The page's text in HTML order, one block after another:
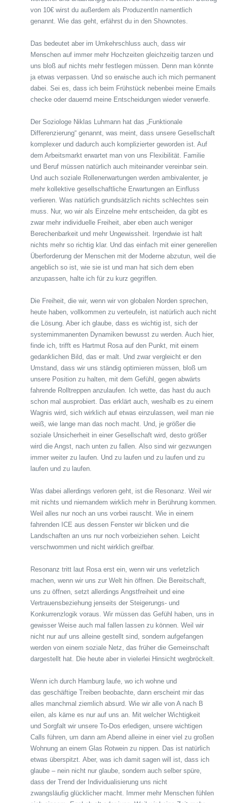
von 10€ wirst du außerdem als ProduzentIn namentlich
genannt. Wie das geht, erfährst du in den Shownotes.
Das bedeutet aber im Umkehrschluss auch, dass wir
Menschen auf immer mehr Hochzeiten gleichzeitig tanzen und
uns bloß auf nichts mehr festlegen müssen. Denn man könnte
ja etwas verpassen. Und so erwische auch ich mich permanent
dabei. Sei es, dass ich beim Frühstück nebenbei meine Emails
checke oder dauernd meine Entscheidungen wieder verwerfe.
Der Soziologe Niklas Luhmann hat das „Funktionale
Differenzierung“ genannt, was meint, dass unsere Gesellschaft
komplexer und dadurch auch komplizierter geworden ist. Auf
dem Arbeitsmarkt erwartet man von uns Flexibilität. Familie
und Beruf müssen natürlich auch miteinander vereinbar sein.
Und auch soziale Rollenerwartungen werden ambivalenter, je
mehr kollektive gesellschaftliche Erwartungen an Einfluss
verlieren. Was natürlich grundsätzlich nichts schlechtes sein
muss. Nur, wo wir als Einzelne mehr entscheiden, da gibt es
zwar mehr individuelle Freiheit, aber eben auch weniger
Berechenbarkeit und mehr Ungewissheit. Irgendwie ist halt
nichts mehr so richtig klar. Und das einfach mit einer generellen
Überforderung der Menschen mit der Moderne abzutun, weil die
angeblich so ist, wie sie ist und man hat sich dem eben
anzupassen, halte ich für zu kurz gegriffen.
Die Freiheit, die wir, wenn wir von globalen Norden sprechen,
heute haben, vollkommen zu verteufeln, ist natürlich auch nicht
die Lösung. Aber ich glaube, dass es wichtig ist, sich der
systemimmanenten Dynamiken bewusst zu werden. Auch hier,
finde ich, trifft es Hartmut Rosa auf den Punkt, mit einem
gedanklichen Bild, das er malt. Und zwar vergleicht er den
Umstand, dass wir uns ständig optimieren müssen, bloß um
unsere Position zu halten, mit dem Gefühl, gegen abwärts
fahrende Rolltreppen anzulaufen. Ich wette, das hast du auch
schon mal ausprobiert. Das erklärt auch, weshalb es zu einem
Wagnis wird, sich wirklich auf etwas einzulassen, weil man nie
weiß, wie lange man das noch macht. Und, je größer die
soziale Unsicherheit in einer Gesellschaft wird, desto größer
wird die Angst, nach unten zu fallen. Also sind wir gezwungen
immer weiter zu laufen. Und zu laufen und zu laufen und zu
laufen und zu laufen.
Was dabei allerdings verloren geht, ist die Resonanz. Weil wir
mit nichts und niemandem wirklich mehr in Berührung kommen.
Weil alles nur noch an uns vorbei rauscht. Wie in einem
fahrenden ICE aus dessen Fenster wir blicken und die
Landschaften an uns nur noch vorbeiziehen sehen. Leicht
verschwommen und nicht wirklich greifbar.
Resonanz tritt laut Rosa erst ein, wenn wir uns verletzlich
machen, wenn wir uns zur Welt hin öffnen. Die Bereitschaft,
uns zu öffnen, setzt allerdings Angstfreiheit und eine
Vertrauensbeziehung jenseits der Steigerungs- und
Konkurrenzlogik voraus. Wir müssen das Gefühl haben, uns in
gewisser Weise auch mal fallen lassen zu können. Weil wir
nicht nur auf uns alleine gestellt sind, sondern aufgefangen
werden von einem soziale Netz, das früher die Gemeinschaft
dargestellt hat. Die heute aber in vielerlei Hinsicht wegbröckelt.
Wenn ich durch Hamburg laufe, wo ich wohne und
das geschäftige Treiben beobachte, dann erscheint mir das
alles manchmal ziemlich absurd. Wie wir alle von A nach B
eilen, als käme es nur auf uns an. Mit welcher Wichtigkeit
und Sorgfalt wir unsere To-Dos erledigen, unsere wichtigen
Calls führen, um dann am Abend alleine in einer viel zu großen
Wohnung an einem Glas Rotwein zu nippen. Das ist natürlich
etwas überspitzt. Aber, was ich damit sagen will ist, dass ich
glaube – nein nicht nur glaube, sondern auch selber spüre,
dass der Trend der Individualisierung uns nicht
zwangsläufig glücklicher macht. Immer mehr Menschen fühlen